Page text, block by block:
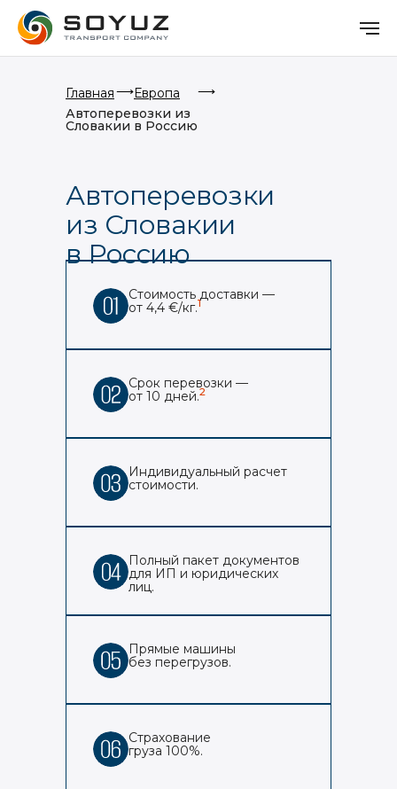
Главная⟶Европа
⟶
Автоперевозки из
Словакии в Россию
Автоперевозки
из Словакии
в Россию
Стоимость доставки —
от 4,4 €/кг.1
Срок перевозки —
от 10 дней.2
Индивидуальный расчет
стоимости.
Полный пакет документов
для ИП и юридических
лиц.
Прямые машины
без перегрузов.
Страхование
груза 100%.